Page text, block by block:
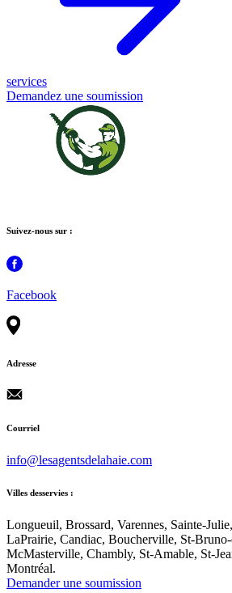
services
Demandez une soumission
Suivez-nous sur :
Facebook
Adresse
Courriel
info@lesagentsdelahaie.com
Villes desservies :
Longueuil, Brossard, Varennes, Sainte-
LaPrairie, Candiac, Boucherville, St-
McMasterville, Chambly, St-Amable, St-
Montréal.
Demander une soumission